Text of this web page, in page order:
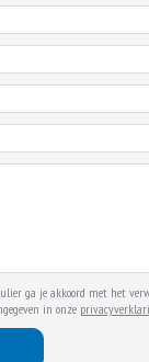
ga je akkoord met het
in onze